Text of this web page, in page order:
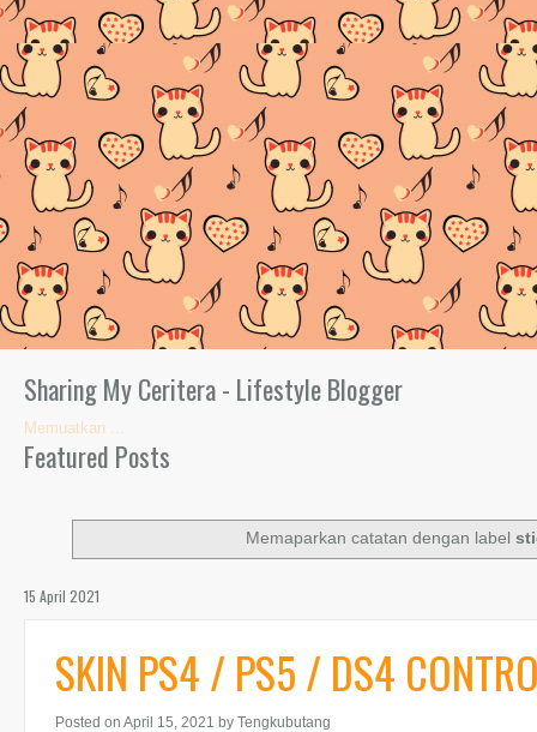
Sharing My Ceritera - Lifestyle Blogger
Memuatkan ...
Featured Posts
Memaparkan catatan dengan label
15 April 2021
SKIN PS4 / PS5 / DS4
Posted on April 15, 2021 by Tengkubutang